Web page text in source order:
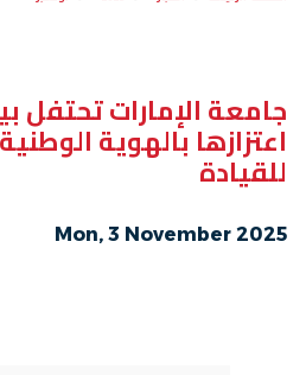
جامعة الإمارات تحتفل
اعتزازها بالهوية
للقيادة
Mon, 3 November 2025